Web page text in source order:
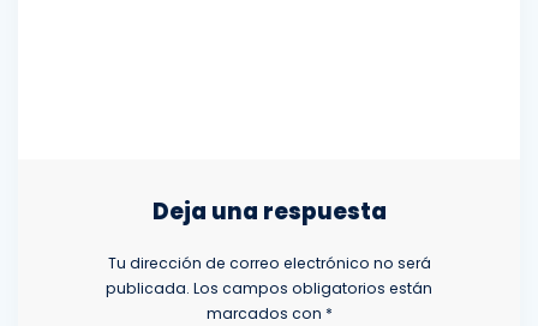
Deja una respuesta
Tu dirección de correo electrónico no será
publicada. Los campos obligatorios están
marcados con *